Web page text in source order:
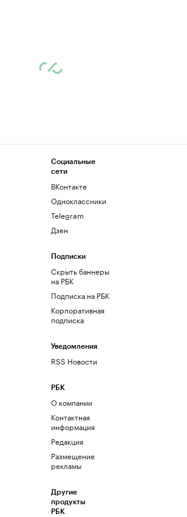
Социальные
сети
ВКонтакте
Одноклассники
Telegram
Дзен
Подписки
Скрыть баннеры
на РБК
Подписка на РБК
Корпоративная
подписка
Уведомления
RSS Новости
РБК
О компании
Контактная
информация
Редакция
Размещение
рекламы
Другие
продукты
РБК